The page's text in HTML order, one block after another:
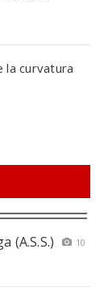
la curvatura
(A.S.S.)
10